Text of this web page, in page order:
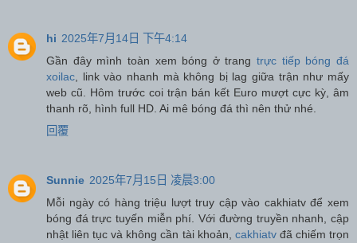
hi 2025年7月14日 下午4:14
Gần đây mình toàn xem bóng ở trangtrực tiếp bóng đá
xoilac, link vào nhanh mà không bị lag giữa trận như mấy
web cũ. Hôm trước coi trận bán kết Euro mượt cực kỳ, âm
thanh rõ, hình full HD. Ai mê bóng đá thì nên thử nhé.
回覆
Sunnie 2025年7月15日 凌晨3:00
Mỗi ngày có hàng triệu lượt truy cập vào cakhiatv để xem
bóng đá trực tuyến miễn phí. Với đường truyền nhanh, cập
nhật liên tục và không cần tài khoản, cakhiatvđã chiếm trọn